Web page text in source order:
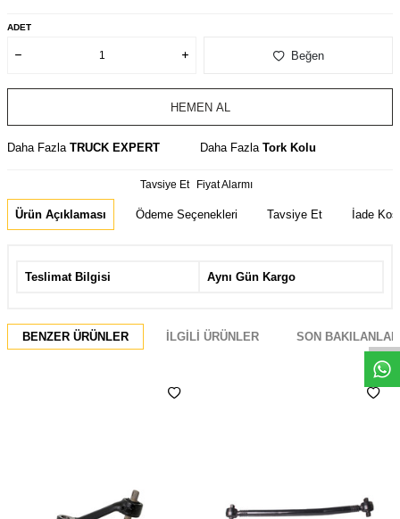
Whatsapp
ADET
Beğen
HEMEN AL
Daha Fazla TRUCK EXPERT Daha Fazla Tork Kolu
Tavsiye Et Fiyat Alarmı
Ürün Açıklaması Ödeme Seçenekleri Tavsiye Et İade
Teslimat Bilgisi Aynı Gün Kargo
BENZER ÜRÜNLER İLGILI ÜRÜNLER SON BAKILANLAR